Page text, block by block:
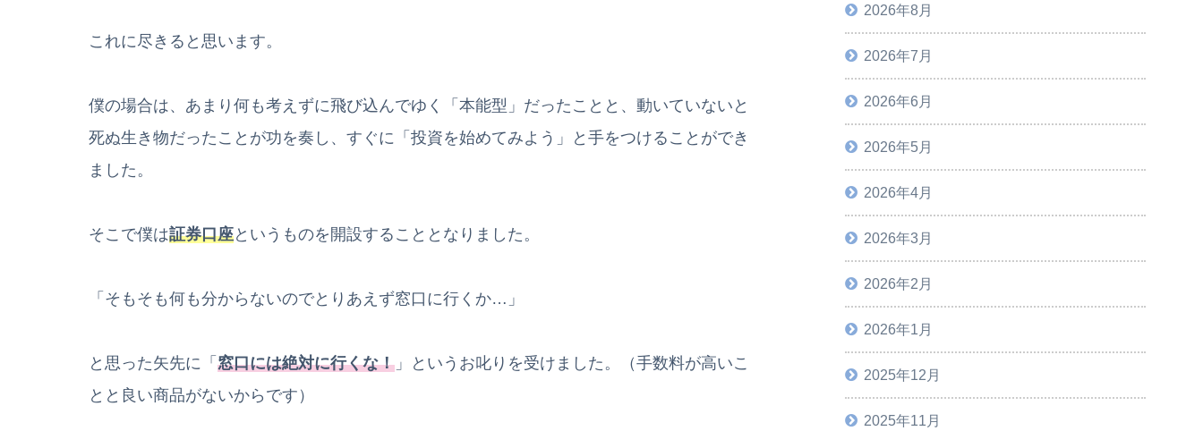
これに尽きると思います。
僕の場合は、あまり何も考えずに飛び込んでゆく「本能型」だったことと、動いていないと
死ぬ生き物だったことが功を奏し、すぐに「投資を始めてみよう」と手をつけることができ
ました。
そこで僕は証券口座というものを開設することとなりました。
「そもそも何も分からないのでとりあえず窓口に行くか…」
と思った矢先に「 窓口には絶対に行くな！ 」というお叱りを受けました。（手数料が高いこ
とと良い商品がないからです）
2026年8月
2026年7月
2026年6月
2026年5月
2026年4月
2026年3月
2026年2月
2026年1月
2025年12月
2025年11月